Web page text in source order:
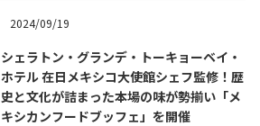
2024/09/19
シェラトン・グランデ・トーキョーベイ・
ホテル 在日メキシコ大使館シェフ監修！歴
史と文化が詰まった本場の味が勢揃い「メ
キシカンフードブッフェ」を開催